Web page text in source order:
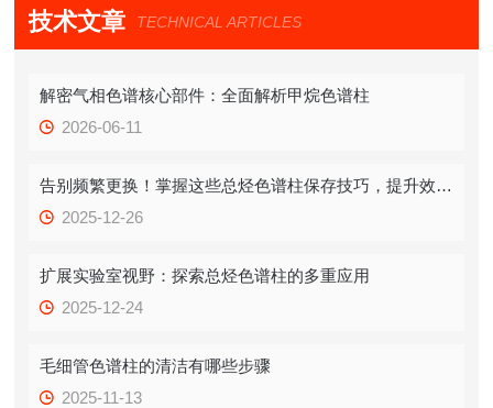
技术文章 TECHNICAL ARTICLES
解密气相色谱核心部件：全面解析甲烷色谱柱
2026-06-11
告别频繁更换！掌握这些总烃色谱柱保存技巧，提升效率！
2025-12-26
扩展实验室视野：探索总烃色谱柱的多重应用
2025-12-24
毛细管色谱柱的清洁有哪些步骤
2025-11-13